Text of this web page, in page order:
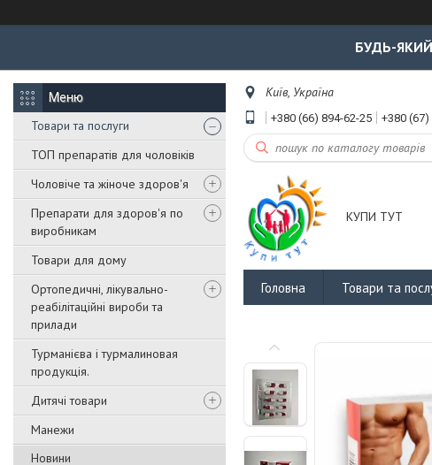
БУДЬ-
Товари та послуги
ТОП препаратів для чоловіків
Чоловіче та жіноче здоров'я
Препарати для здоров'я по
виробникам
Товари для дому
Ортопедичні, лікувально-
реабілітаційні вироби та
прилади
Турманієва і турмалиновая
продукція.
Дитячі товари
Манежи
Новини
Київ, Україна
+380 (66) 894-62-25 +380
КУПИ ТУТ
Головна Товари та